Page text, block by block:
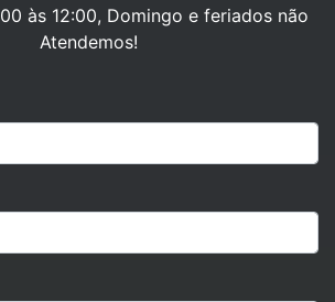
Atendemos!